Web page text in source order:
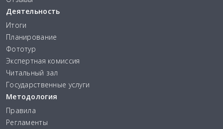
Деятельность
Итоги
Планирование
Фототур
Экспертная комиссия
Читальный зал
Государственные услуги
Методология
Правила
Регламенты